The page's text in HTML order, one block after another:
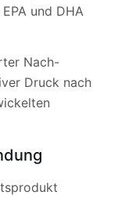
und DHA
Nach-
Druck nach